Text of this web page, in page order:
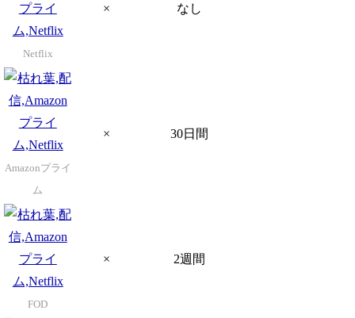
Netflix
× なし
Amazonプライ
ム
× 30日間
FOD
× 2週間